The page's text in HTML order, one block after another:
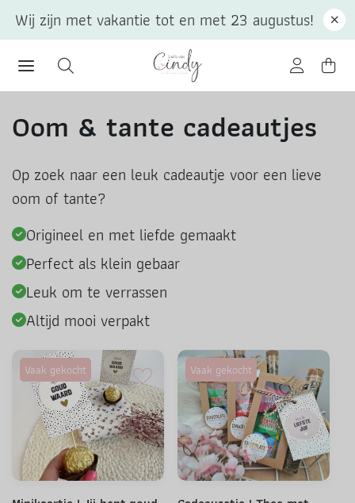
Oom & tante cadeautjes
Op zoek naar een leuk cadeautje voor een lieve
oom of tante?
Origineel en met liefde gemaakt
Perfect als klein gebaar
Leuk om te verrassen
Altijd mooi verpakt
Vaak gekocht Vaak gekocht
Wij zijn met vakantie tot en met 23 augustus!